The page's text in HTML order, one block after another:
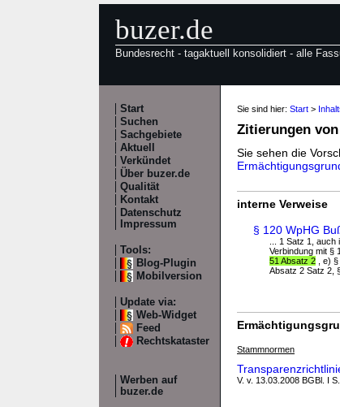
buzer.de
Bundesrecht - tagaktuell konsolidiert - alle
Start
Suchen
Sachgebiete
Aktuell
Verkündet
Über buzer.de
Qualität
Kontakt
Datenschutz
Impressum
Tools:
Blog-Plugin
Mobilversion
Update via:
Web-Widget
Feed
Rechtskataster
Werben auf
buzer.de
Sie sind hier: Start >
Zitierungen von
Sie sehen die
interne Verweise
§ 120 WpHG
... 1 Satz 1,
Verbindung mit §
51 Absatz 2 , e)
Absatz 2 Satz 2,
Stammnormen
V. v. 13.03.2008 BGBl. I